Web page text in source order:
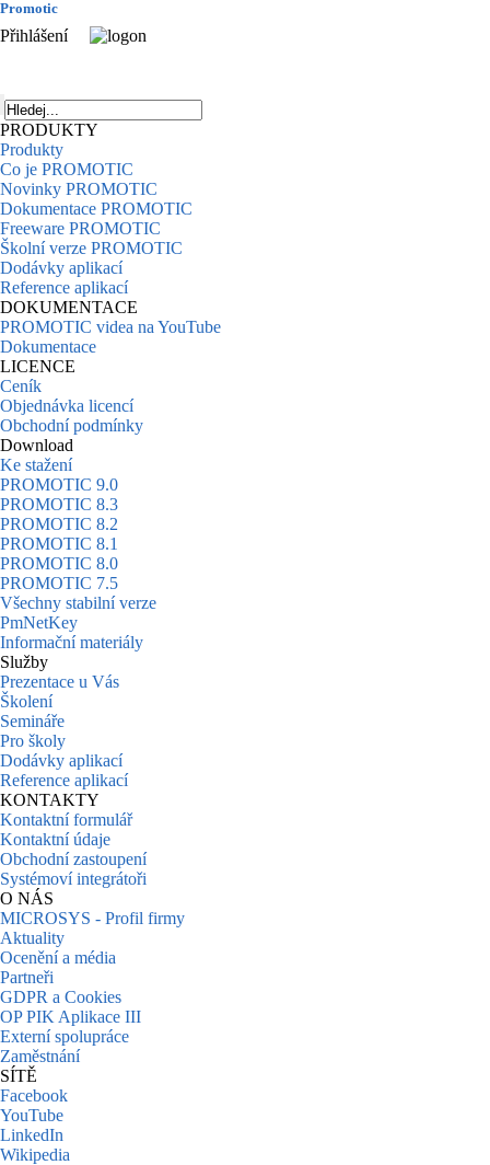
Promotic
Přihlášení
PRODUKTY
Produkty
Co je PROMOTIC
Novinky PROMOTIC
Dokumentace PROMOTIC
Freeware PROMOTIC
Školní verze PROMOTIC
Dodávky aplikací
Reference aplikací
DOKUMENTACE
PROMOTIC videa na YouTube
Dokumentace
LICENCE
Ceník
Objednávka licencí
Obchodní podmínky
Download
Ke stažení
PROMOTIC 9.0
PROMOTIC 8.3
PROMOTIC 8.2
PROMOTIC 8.1
PROMOTIC 8.0
PROMOTIC 7.5
Všechny stabilní verze
PmNetKey
Informační materiály
Služby
Prezentace u Vás
Školení
Semináře
Pro školy
Dodávky aplikací
Reference aplikací
KONTAKTY
Kontaktní formulář
Kontaktní údaje
Obchodní zastoupení
Systémoví integrátoři
O NÁS
MICROSYS - Profil firmy
Aktuality
Ocenění a média
Partneři
GDPR a Cookies
OP PIK Aplikace III
Externí spolupráce
Zaměstnání
SÍTĚ
Facebook
YouTube
LinkedIn
Wikipedia